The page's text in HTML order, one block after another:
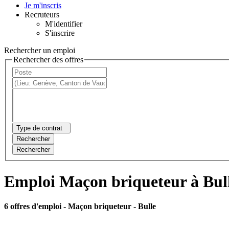
Je m'inscris
Recruteurs
M'identifier
S'inscrire
Rechercher un emploi
Rechercher des offres
Type de contrat
Rechercher
Rechercher
Emploi Maçon briqueteur à
6 offres d'emploi - Maçon briqueteur - Bulle